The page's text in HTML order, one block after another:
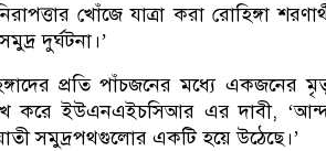
খোঁজে যাত্রা করা রোহিঙ্গা
দুর্ঘটনা।’
প্রতি পাঁচজনের মধ্যে একজনের
করে ইউএনএইচসিআর এর দাবী,
সমুদ্রপথগুলোর একটি হয়ে উঠেছে।’